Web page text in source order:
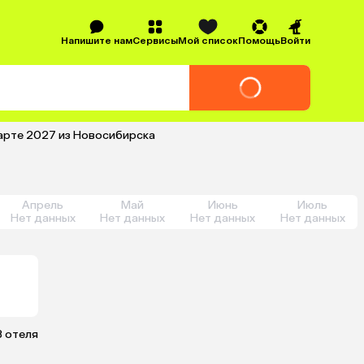
Напишите намСервисыМой списокПомощьВойти
2027 из Новосибирска
Апрель
Нет данных
Май
Нет данных
Июнь
Нет данных
Июль
Нет данных
отеля